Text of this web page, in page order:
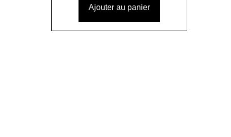
Ajouter au panier